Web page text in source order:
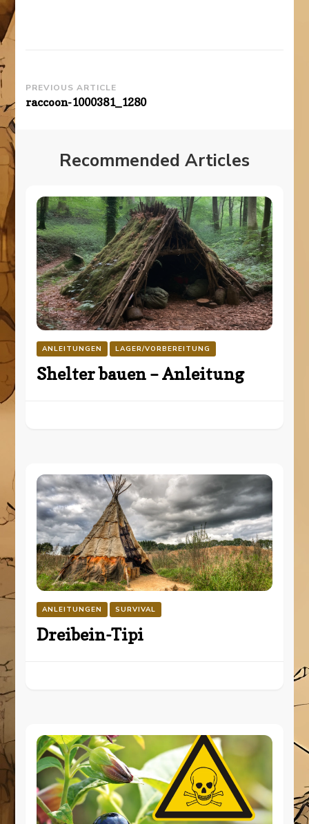
Post
Navigation
PREVIOUS ARTICLE
raccoon-1000381_1280
Recommended Articles
ANLEITUNGEN LAGER/VORBEREITUNG
Shelter bauen – Anleitung
ANLEITUNGEN SURVIVAL
Dreibein-Tipi